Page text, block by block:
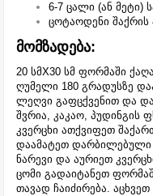
6-7 ცალი (ან მეტი)
ცოტაოდენი შაქრის
მომზადება:
20 სმX30 სმ ფორმაში
ღუმელი 180 გრადუსზე
ლეღვი გაფცქვენით და
შვრია, კაკაო, პუდინგის
კვერცხი ათქვიფეთ
დაამატეთ დარბილებული
ნარევი და აურიეთ
ცომი გადაიტანეთ
თავად ჩაიძირება.